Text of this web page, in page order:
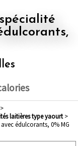
laitières type yaourt>
édulcorants, 0% MG